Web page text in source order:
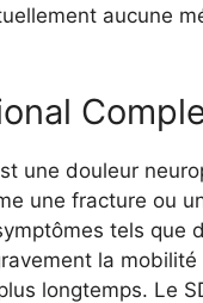
aucune
une douleur
une fracture ou
tels que
la
longtemps. Le